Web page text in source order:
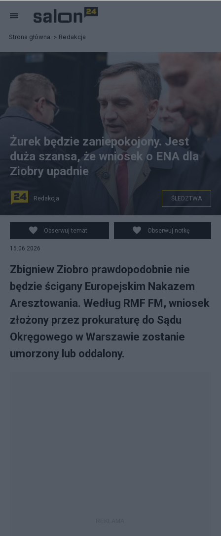
Strona główna Redakcja
Żurek będzie zaniepokojony. Jest
duża szansa, że wniosek o ENA dla
Ziobry upadnie
Redakcja ŚLEDZTWA
Obserwuj temat Obserwuj notkę
15.06.2026
Zbigniew Ziobro prawdopodobnie nie
będzie ścigany Europejskim Nakazem
Aresztowania. Według RMF FM, wniosek
złożony przez prokuraturę do Sądu
Okręgowego w Warszawie zostanie
umorzony lub oddalony.